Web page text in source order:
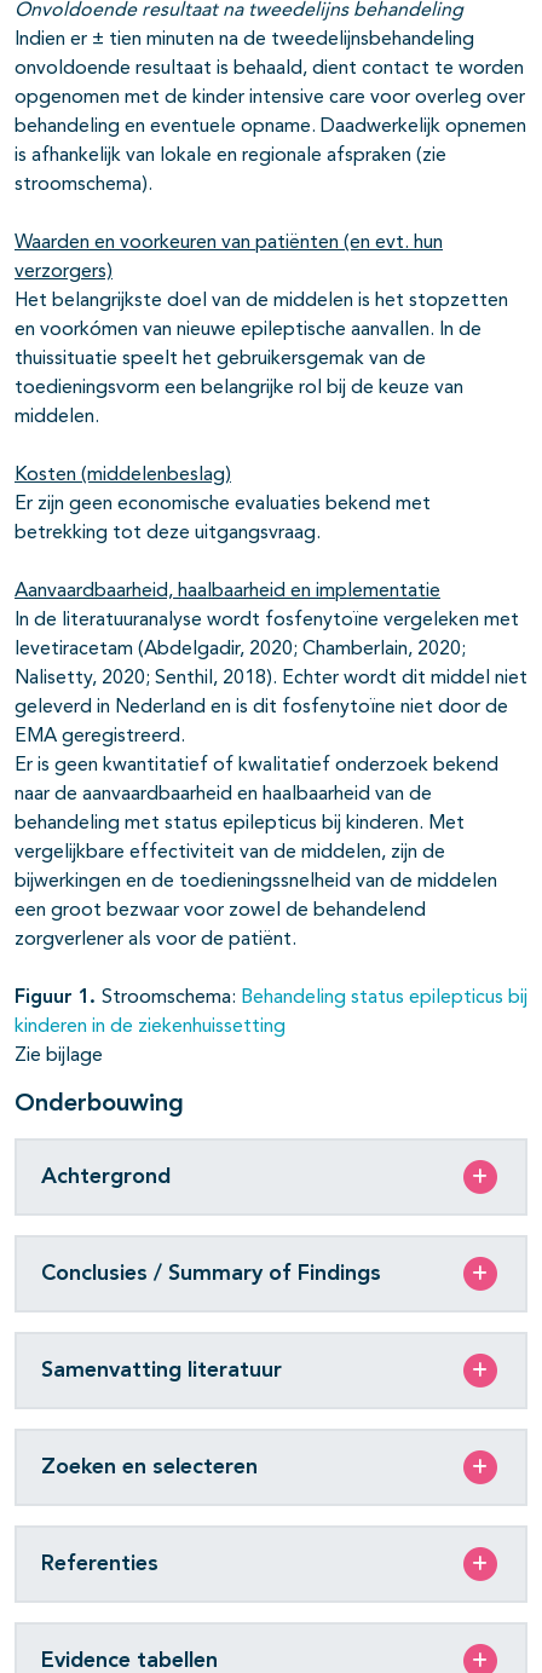
Onvoldoende resultaat na tweedelijns behandeling
Indien er ± tien minuten na de tweedelijnsbehandeling
onvoldoende resultaat is behaald, dient contact te worden
opgenomen met de kinder intensive care voor overleg over
behandeling en eventuele opname. Daadwerkelijk opnemen
is afhankelijk van lokale en regionale afspraken (zie
stroomschema).
Waarden en voorkeuren van patiënten (en evt. hun
verzorgers)
Het belangrijkste doel van de middelen is het stopzetten
en voorkómen van nieuwe epileptische aanvallen. In de
thuissituatie speelt het gebruikersgemak van de
toedieningsvorm een belangrijke rol bij de keuze van
middelen.
Kosten (middelenbeslag)
Er zijn geen economische evaluaties bekend met
betrekking tot deze uitgangsvraag.
Aanvaardbaarheid, haalbaarheid en implementatie
In de literatuuranalyse wordt fosfenytoïne vergeleken met
levetiracetam (Abdelgadir, 2020; Chamberlain, 2020;
Nalisetty, 2020; Senthil, 2018). Echter wordt dit middel niet
geleverd in Nederland en is dit fosfenytoïne niet door de
EMA geregistreerd.
Er is geen kwantitatief of kwalitatief onderzoek bekend
naar de aanvaardbaarheid en haalbaarheid van de
behandeling met status epilepticus bij kinderen. Met
vergelijkbare effectiviteit van de middelen, zijn de
bijwerkingen en de toedieningssnelheid van de middelen
een groot bezwaar voor zowel de behandelend
zorgverlener als voor de patiënt.
Figuur 1. Stroomschema: Behandeling status epilepticus bij
kinderen in de ziekenhuissetting
Zie bijlage
Onderbouwing
Achtergrond
Conclusies / Summary of Findings
Samenvatting literatuur
Zoeken en selecteren
Referenties
Evidence tabellen